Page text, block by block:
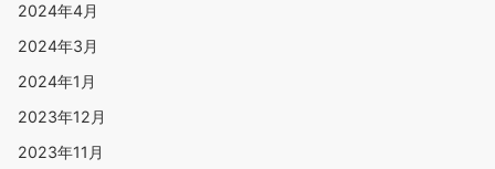
2024年4月
2024年3月
2024年1月
2023年12月
2023年11月